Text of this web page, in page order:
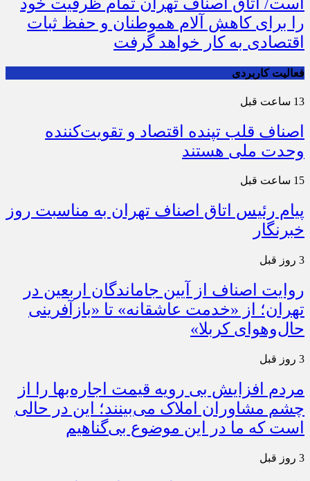
را برای کاهش آلام هموطنان و حفظ ثبات
اقتصادی به کار خواهد گرفت
فعالیت کاربردی
13 ساعت قبل
اصناف قلب تپنده اقتصاد و تقویت‌کننده
وحدت ملی هستند
15 ساعت قبل
پیام رئیس اتاق اصناف تهران به مناسبت روز
خبرنگار
3 روز قبل
روایت اصناف از آیین جاماندگان اربعین در
تهران؛ از «خدمت عاشقانه» تا «بازآفرینی
حال‌وهوای کربلا»
3 روز قبل
مردم افزایش بی رویه قیمت اجاره‌بها را از
چشم مشاوران املاک می‌بینند؛ این در حالی
است که ما در این موضوع بی‌گناهیم
3 روز قبل